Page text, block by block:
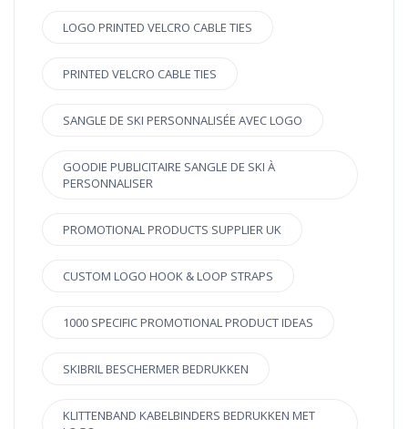
LOGO PRINTED VELCRO CABLE TIES
PRINTED VELCRO CABLE TIES
SANGLE DE SKI PERSONNALISÉE AVEC LOGO
GOODIE PUBLICITAIRE SANGLE DE SKI À
PERSONNALISER
PROMOTIONAL PRODUCTS SUPPLIER UK
CUSTOM LOGO HOOK & LOOP STRAPS
1000 SPECIFIC PROMOTIONAL PRODUCT IDEAS
SKIBRIL BESCHERMER BEDRUKKEN
KLITTENBAND KABELBINDERS BEDRUKKEN MET